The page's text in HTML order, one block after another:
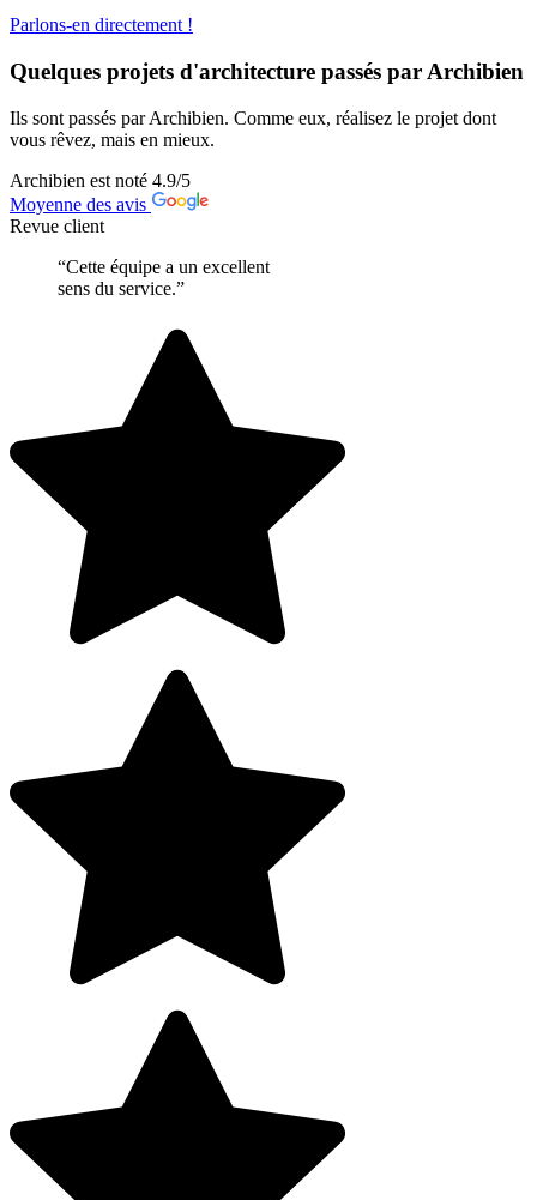
Parlons-en directement !
Quelques projets d'architecture passés par Archibien
Ils sont passés par Archibien. Comme eux, réalisez le projet dont
vous rêvez, mais en mieux.
Archibien est noté 4.9/5
Moyenne des avis
Revue client
“Cette équipe a un excellent
sens du service.”